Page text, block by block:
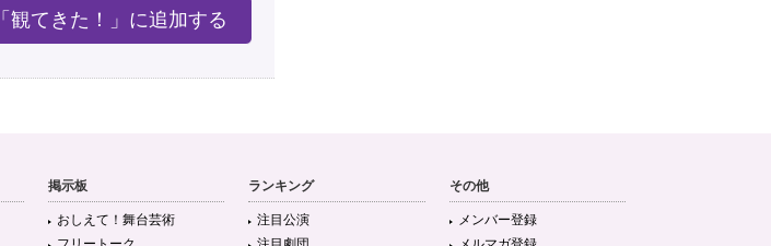
「観てきた！」に追加する
掲示板
おしえて！舞台芸術
ランキング
注目公演
その他
メンバー登録